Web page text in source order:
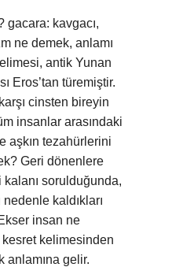
gacara: kavgacı,
ne demek, anlamı
antik Yunan
Eros’tan türemiştir.
cinsten bireyin
insanlar arasındaki
aşkın tezahürlerini
Geri dönenlere
sorulduğunda,
kaldıkları
insan ne
kelimesinden
anlamına gelir.